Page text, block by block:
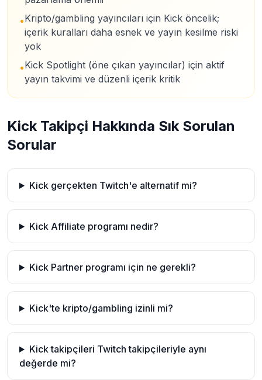
•Kripto/gambling yayıncıları için Kick öncelik;
içerik kuralları daha esnek ve yayın kesilme riski
yok
•Kick Spotlight (öne çıkan yayıncılar) için aktif
yayın takvimi ve düzenli içerik kritik
Kick Takipçi Hakkında Sık Sorulan
Sorular
Kick gerçekten Twitch'e alternatif mi?
Kick Affiliate programı nedir?
Kick Partner programı için ne gerekli?
Kick'te kripto/gambling izinli mi?
Kick takipçileri Twitch takipçileriyle aynı
değerde mi?